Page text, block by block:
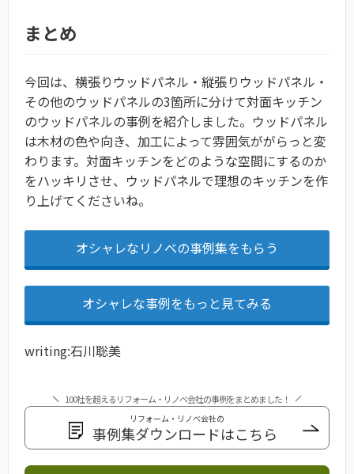
まとめ
今回は、横張りウッドパネル・縦張りウッドパネル・
その他のウッドパネルの3箇所に分けて対面キッチン
のウッドパネルの事例を紹介しました。ウッドパネル
は木材の色や向き、加工によって雰囲気ががらっと変
わります。対面キッチンをどのような空間にするのか
をハッキリさせ、ウッドパネルで理想のキッチンを作
り上げてくださいね。
オシャレなリノベの事例集をもらう
オシャレな事例をもっと見てみる
writing:石川聡美
100社を超えるリフォーム・リノベ会社の事例をまとめました！
リフォーム・リノベ会社の
事例集ダウンロードはこちら